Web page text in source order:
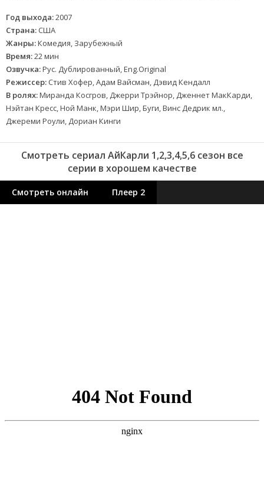
Год выхода:2007
Страна: США
Жанры:Комедия, Зарубежный
Время:22 мин
Озвучка:Рус. Дублированный, Eng.Original
Режиссер: Стив Хофер, Адам Вайсман, Дэвид Кендалл
В ролях:Миранда Косгров, Джерри Трэйнор, Дженнет МакКарди,
Нэйтан Кресс, Ной Манк, Мэри Шир, Буги, Винс Дедрик мл.,
Джереми Роули, Дориан Кинги
Смотреть сериал АйКарли 1,2,3,4,5,6 сезон все
серии в хорошем качестве
Смотреть онлайн Плеер 2